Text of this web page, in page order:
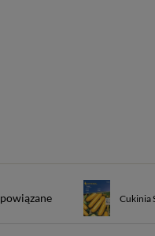
Cukinia